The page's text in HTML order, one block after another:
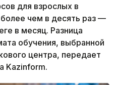
для взрослых в
чем в десять раз —
в месяц. Разница
обучения, выбранной
центра, передает
Kazinform.